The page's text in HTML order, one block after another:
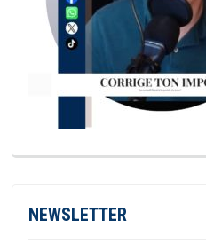
NEWSLETTER